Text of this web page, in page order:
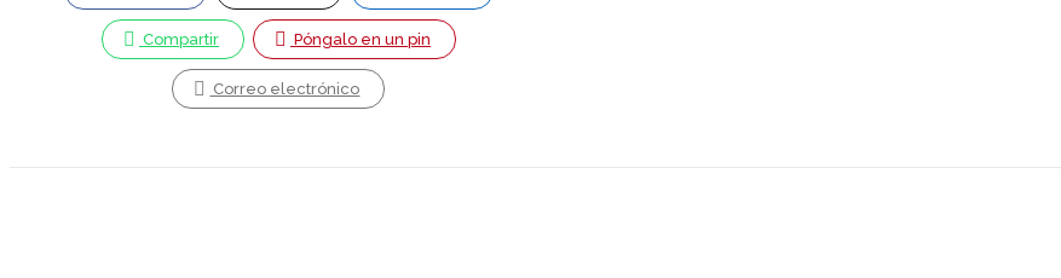
Compartir Póngalo en un pin
Correo electrónico